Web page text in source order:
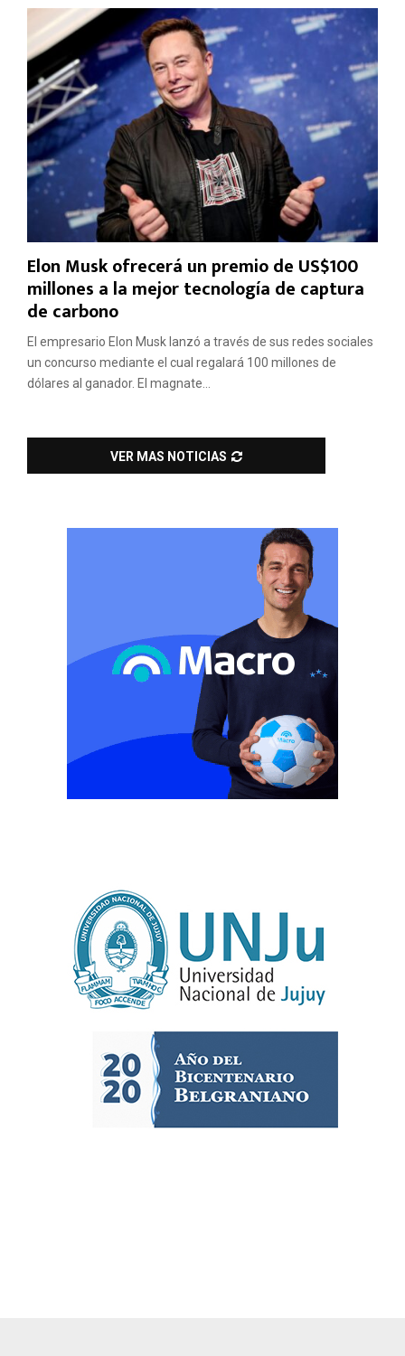
Elon Musk ofrecerá un premio de US$100
millones a la mejor tecnología de captura
de carbono
El empresario Elon Musk lanzó a través de sus redes sociales
un concurso mediante el cual regalará 100 millones de
dólares al ganador. El magnate...
VER MAS NOTICIAS